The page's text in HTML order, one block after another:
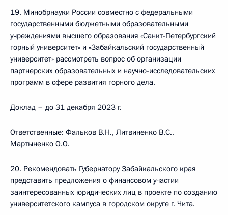
19. Минобрнауки России совместно с федеральными
государственными бюджетными образовательными
учреждениями высшего образования «Санкт-Петербургский
горный университет» и «Забайкальский государственный
университет» рассмотреть вопрос об организации
партнерских образовательных и научно-исследовательских
программ в сфере развития горного дела.
Доклад – до 31 декабря 2023 г.
Ответственные: Фальков В.Н., Литвиненко В.С.,
Мартыненко О.О.
20. Рекомендовать Губернатору Забайкальского края
представить предложения о финансовом участии
заинтересованных юридических лиц в проекте по созданию
университетского кампуса в городском округе г. Чита.